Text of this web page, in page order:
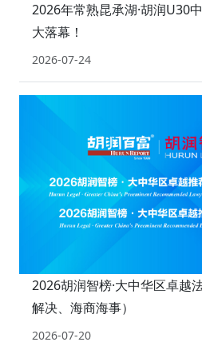
2026年常熟昆承湖·胡润U30
大落幕！
2026-07-24
2026胡润智榜·大中华区卓越
解决、海商海事）
2026-07-20